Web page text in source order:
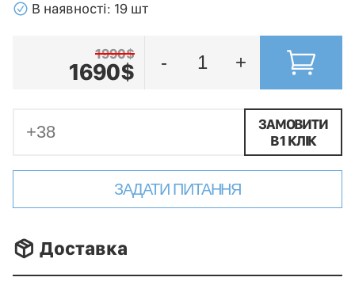
􀁢 В наявності: 19 шт
1990$
1690$ - +
ЗАМОВИТИ
В 1 КЛІК
ЗАДАТИ ПИТАННЯ
􀐚 Доставка